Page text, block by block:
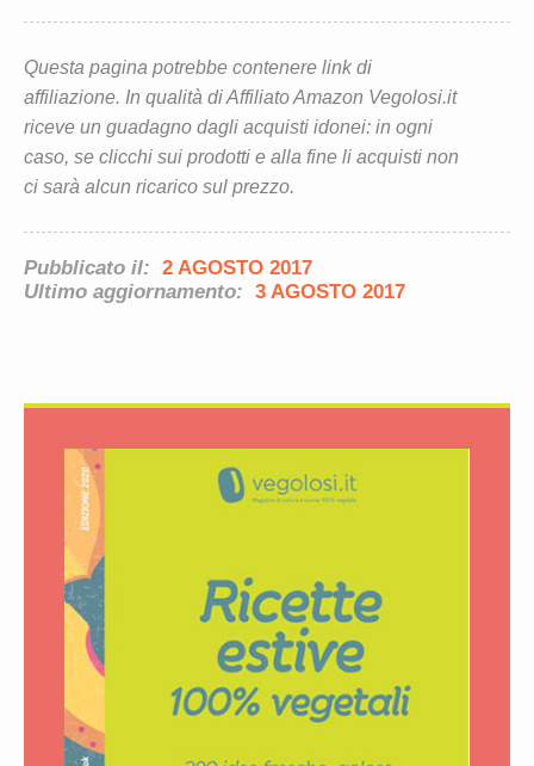
Questa pagina potrebbe contenere link di
affiliazione. In qualità di Affiliato Amazon Vegolosi.it
riceve un guadagno dagli acquisti idonei: in ogni
caso, se clicchi sui prodotti e alla fine li acquisti non
ci sarà alcun ricarico sul prezzo.
Pubblicato il: 2 AGOSTO 2017
Ultimo aggiornamento: 3 AGOSTO 2017